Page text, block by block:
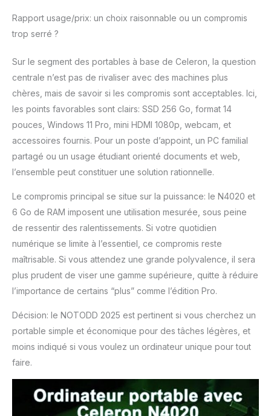
Rapport usage/prix: un choix raisonnable ou un compromis
trop serré ?
Sur le segment des portables à base de Celeron, la question
centrale n’est pas de rivaliser avec des machines plus
chères, mais de savoir si les compromis sont acceptables. Ici,
les points favorables sont clairs: SSD 256 Go, format 14
pouces, Windows 11 Pro, mini HDMI 1080p, webcam, et
accessoires fournis. Pour un poste d’appoint, un PC familial
partagé ou un usage étudiant orienté documents et web,
l’ensemble peut constituer une solution rationnelle.
Le compromis principal se situe sur la puissance: le N4020 et
6 Go de RAM imposent une utilisation mesurée, sous peine
de ressentir des ralentissements. Si votre quotidien
numérique se limite à l’essentiel, ce compromis reste
maîtrisable. Si vous attendez une grande polyvalence, il sera
plus prudent de viser une gamme supérieure, quitte à réduire
l’importance de certains “plus” comme l’édition Pro.
Décision: le NOTODD 2025 est pertinent si vous cherchez un
portable simple et économique pour des tâches légères, et
moins indiqué si vous voulez un ordinateur unique pour tout
faire.